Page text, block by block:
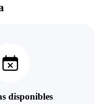
disponibles